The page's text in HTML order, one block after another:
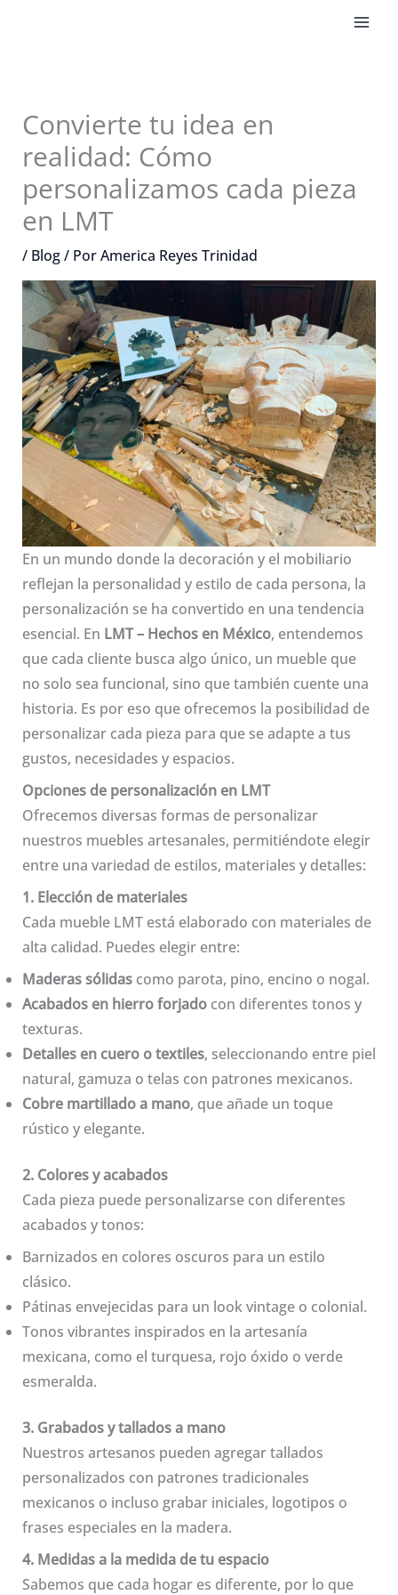
Convierte tu idea en
realidad: Cómo
personalizamos cada pieza
en LMT
/ Blog/ PorAmerica Reyes Trinidad
En un mundo donde la decoración y el mobiliario
reflejan la personalidad y estilo de cada persona, la
personalización se ha convertido en una tendencia
esencial. En LMT – Hechos en México, entendemos
que cada cliente busca algo único, un mueble que
no solo sea funcional, sino que también cuente una
historia. Es por eso que ofrecemos la posibilidad de
personalizar cada pieza para que se adapte a tus
gustos, necesidades y espacios.
Opciones de personalización en LMT
Ofrecemos diversas formas de personalizar
nuestros muebles artesanales, permitiéndote elegir
entre una variedad de estilos, materiales y detalles:
1. Elección de materiales
Cada mueble LMT está elaborado con materiales de
alta calidad. Puedes elegir entre:
Maderas sólidascomo parota, pino, encino o nogal.
Acabados en hierro forjadocon diferentes tonos y
texturas.
Detalles en cuero o textiles, seleccionando entre piel
natural, gamuza o telas con patrones mexicanos.
Cobre martillado a mano, que añade un toque
rústico y elegante.
2. Colores y acabados
Cada pieza puede personalizarse con diferentes
acabados y tonos:
Barnizados en colores oscuros para un estilo
clásico.
Pátinas envejecidas para un look vintage o colonial.
Tonos vibrantes inspirados en la artesanía
mexicana, como el turquesa, rojo óxido o verde
esmeralda.
3. Grabados y tallados a mano
Nuestros artesanos pueden agregar tallados
personalizados con patrones tradicionales
mexicanos o incluso grabar iniciales, logotipos o
frases especiales en la madera.
4. Medidas a la medida de tu espacio
Sabemos que cada hogar es diferente, por lo que